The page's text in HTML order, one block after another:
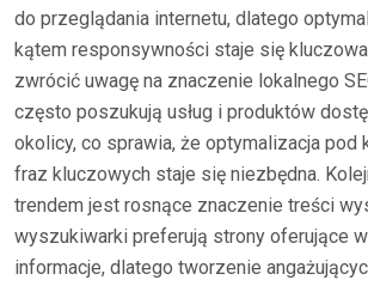
do przeglądania internetu, dlatego
kątem responsywności staje się
zwrócić uwagę na znaczenie lokalnego
często poszukują usług i produktów
okolicy, co sprawia, że optymalizacja pod
fraz kluczowych staje się niezbędna.
trendem jest rosnące znaczenie treści
wyszukiwarki preferują strony oferujące
informacje, dlatego tworzenie